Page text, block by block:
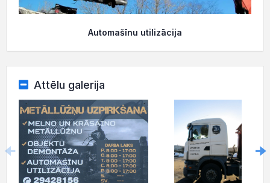
Automašīnu utilizācija
Attēlu galerija